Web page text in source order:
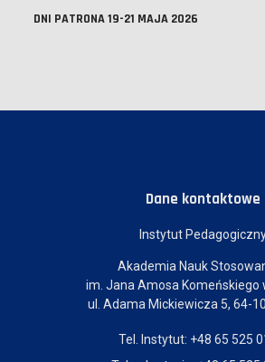
DNI PATRONA 19-21 MAJA 2026
Dane kontaktowe
Instytut
Akademia Nauk
im. Jana Amosa Komeńskiego
ul. Adama Mickiewicza 5, 64-
Tel. Instytut: +48 65 525